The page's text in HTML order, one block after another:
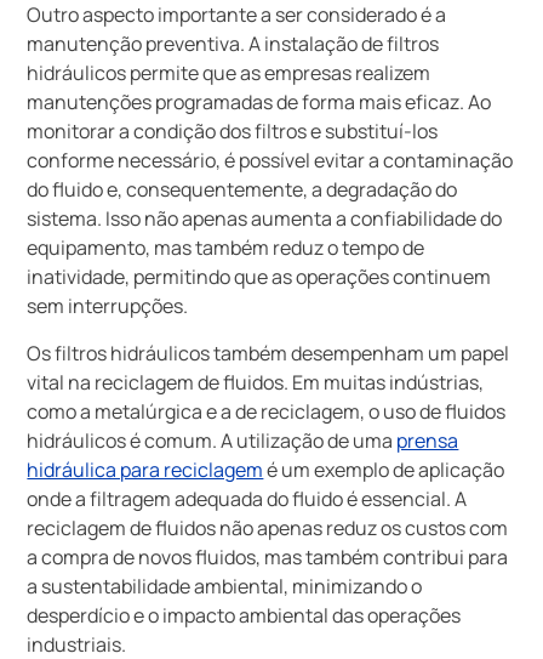
Outro aspecto importante a ser considerado é a
manutenção preventiva. A instalação de filtros
hidráulicos permite que as empresas realizem
manutenções programadas de forma mais eficaz. Ao
monitorar a condição dos filtros e substituí-los
conforme necessário, é possível evitar a contaminação
do fluido e, consequentemente, a degradação do
sistema. Isso não apenas aumenta a confiabilidade do
equipamento, mas também reduz o tempo de
inatividade, permitindo que as operações continuem
sem interrupções.
Os filtros hidráulicos também desempenham um papel
vital na reciclagem de fluidos. Em muitas indústrias,
como a metalúrgica e a de reciclagem, o uso de fluidos
hidráulicos é comum. A utilização de uma prensa
hidráulica para reciclagemé um exemplo de aplicação
onde a filtragem adequada do fluido é essencial. A
reciclagem de fluidos não apenas reduz os custos com
a compra de novos fluidos, mas também contribui para
a sustentabilidade ambiental, minimizando o
desperdício e o impacto ambiental das operações
industriais.